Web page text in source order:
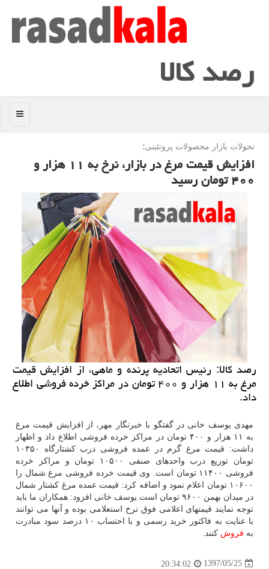
رصد كالا
منو
تحولات بازار محصولات پروتئینی؛
افزایش قیمت مرغ در بازار، نرخ به ۱۱ هزار و
۴۰۰ تومان رسید
رصد كالا: رئیس اتحادیه پرنده و ماهی، از افزایش قیمت
مرغ به ۱۱ هزار و ۴۰۰ تومان در مراكز خرده فروشی اطلاع
داد.
مهدی یوسف خانی در گفتگو با خبرنگار مهر، از افزایش قیمت مرغ
به ۱۱ هزار و ۴۰۰ تومان در مراكز خرده فروشی اطلاع داد و اظهار
داشت: قیمت مرغ گرم در عمده فروشی درب كشتارگاه ۱۰۳۵۰
تومان توزیع درب واحدهای صنفی ۱۰۵۰۰ تومان و مراكز خرده
فروشی ۱۱۴۰۰ تومان است. وی قیمت خرده فروشی مرغ شمال را
۱۰۶۰۰ تومان اعلام نمود و اضافه كرد: قیمت عمده مرغ كشتار شمال
در میدان بهمن ۹۶۰۰ تومان است.یوسف خانی افزود: همكاران ما باید
توجه نمایند قیمتهای اعلامی فوق نرخ استعلامی بوده و آنها می توانند
با عنایت به فاكتور خرید رسمی و با احتساب ۱۰ درصد سود مبادرت
به فروش كنند.
1397/05/25
20:34:02